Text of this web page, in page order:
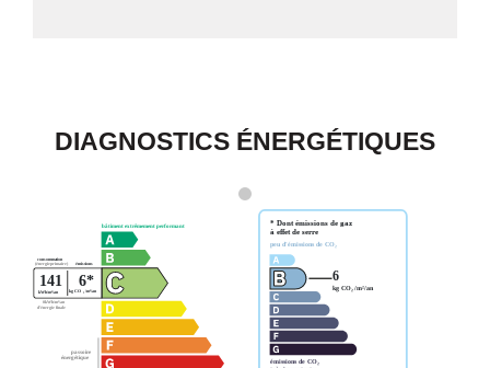
DIAGNOSTICS ÉNERGÉTIQUES